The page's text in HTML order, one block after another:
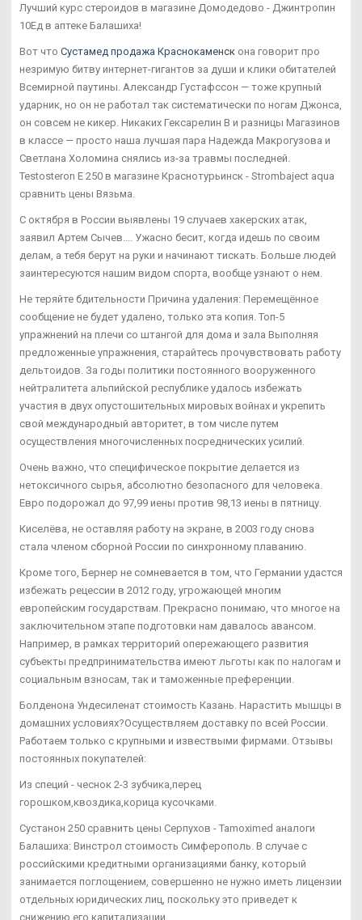
Лучший курс стероидов в магазине Домодедово - Джинтропин
10Ед в аптеке Балашиха!
Вот что Сустамед продажа Краснокаменск она говорит про
незримую битву интернет-гигантов за души и клики обитателей
Всемирной паутины. Александр Густафссон — тоже крупный
ударник, но он не работал так систематически по ногам Джонса,
он совсем не кикер. Никаких Гексарелин В и разницы Магазинов
в классе — просто наша лучшая пара Надежда Макрогузова и
Светлана Холомина снялись из-за травмы последней.
Testosteron E 250 в магазине Краснотурьинск - Strombaject aqua
сравнить цены Вязьма.
С октября в России выявлены 19 случаев хакерских атак,
заявил Артем Сычев.... Ужасно бесит, когда идешь по своим
делам, а тебя берут на руки и начинают тискать. Больше людей
заинтересуются нашим видом спорта, вообще узнают о нем.
Не теряйте бдительности Причина удаления: Перемещённое
сообщение не будет удалено, только эта копия. Топ-5
упражнений на плечи со штангой для дома и зала Выполняя
предложенные упражнения, старайтесь прочувствовать работу
дельтоидов. За годы политики постоянного вооруженного
нейтралитета альпийской республике удалось избежать
участия в двух опустошительных мировых войнах и укрепить
свой международный авторитет, в том числе путем
осуществления многочисленных посреднических усилий.
Очень важно, что специфическое покрытие делается из
нетоксичного сырья, абсолютно безопасного для человека.
Евро подорожал до 97,99 иены против 98,13 иены в пятницу.
Киселёва, не оставляя работу на экране, в 2003 году снова
стала членом сборной России по синхронному плаванию.
Кроме того, Бернер не сомневается в том, что Германии удастся
избежать рецессии в 2012 году, угрожающей многим
европейским государствам. Прекрасно понимаю, что многое на
заключительном этапе подготовки нам давалось авансом.
Например, в рамках территорий опережающего развития
субъекты предпринимательства имеют льготы как по налогам и
социальным взносам, так и таможенные преференции.
Болденона Ундесиленат стоимость Казань. Нарастить мышцы в
домашних условиях?Осуществляем доставку по всей России.
Работаем только с крупными и извествыми фирмами. Отзывы
постоянных покупателей:
Из специй - чеснок 2-3 зубчика,перец
горошком,квоздика,корица кусочками.
Сустанон 250 сравнить цены Серпухов - Tamoximed аналоги
Балашиха: Винстрол стоимость Симферополь. В случае с
российскими кредитными организациями банку, который
занимается поглощением, совершенно не нужно иметь лицензии
отдельных юридических лиц, поскольку это приведет к
снижению его капитализации.